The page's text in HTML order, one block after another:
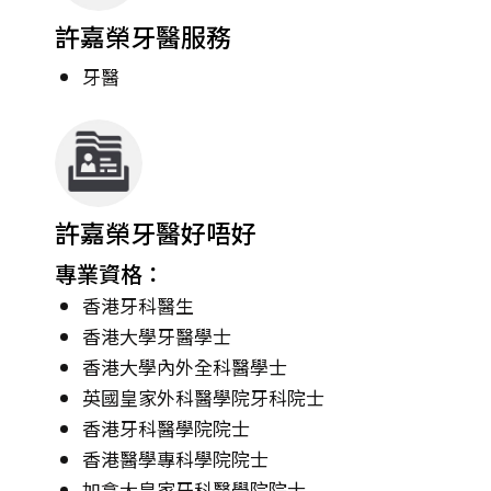
許嘉榮牙醫服務
牙醫
許嘉榮牙醫好唔好
專業資格：
香港牙科醫生
香港大學牙醫學士
香港大學內外全科醫學士
英國皇家外科醫學院牙科院士
香港牙科醫學院院士
香港醫學專科學院院士